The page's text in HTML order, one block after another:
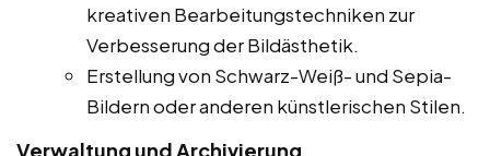
kreativen Bearbeitungstechniken zur
Verbesserung der Bildästhetik.
Erstellung von Schwarz-Weiß- und Sepia-
Bildern oder anderen künstlerischen Stilen.
Verwaltung und Archivierung